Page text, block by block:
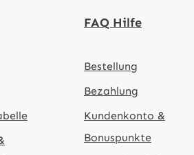
FAQ Hilfe
Bestellung
Bezahlung
Kundenkonto &
Bonuspunkte